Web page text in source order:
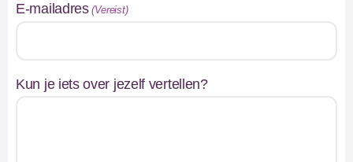
E-mailadres (Vereist)
Kun je iets over jezelf vertellen?